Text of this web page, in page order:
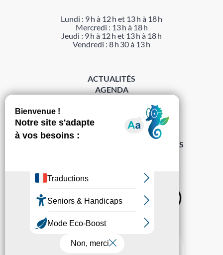
Lundi : 9 h à 12 h et 13 h à 18 h
Mercredi : 13 h à 18 h
Jeudi : 9 h à 12 h et 13 h à 18 h
Vendredi : 8 h 30 à 13 h
Sur les réseaux
ACTUALITÉS
AGENDA
MENTIONS LÉGALES
PROTECTION DES DONNÉES
POLITIQUE DE GESTION DES COOKIES